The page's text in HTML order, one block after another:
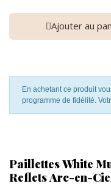
Ajouter au
En achetant ce produit
programme de fidélité.
Paillettes White
Reflets Arc-en-